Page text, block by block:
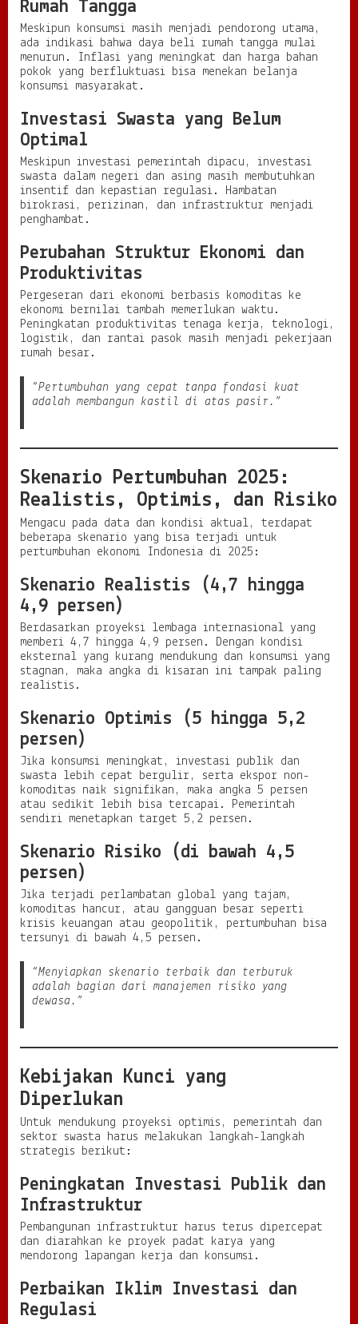
Rumah Tangga
Meskipun konsumsi masih menjadi pendorong utama,
ada indikasi bahwa daya beli rumah tangga mulai
menurun. Inflasi yang meningkat dan harga bahan
pokok yang berfluktuasi bisa menekan belanja
konsumsi masyarakat.
Investasi Swasta yang Belum
Optimal
Meskipun investasi pemerintah dipacu, investasi
swasta dalam negeri dan asing masih membutuhkan
insentif dan kepastian regulasi. Hambatan
birokrasi, perizinan, dan infrastruktur menjadi
penghambat.
Perubahan Struktur Ekonomi dan
Produktivitas
Pergeseran dari ekonomi berbasis komoditas ke
ekonomi bernilai tambah memerlukan waktu.
Peningkatan produktivitas tenaga kerja, teknologi,
logistik, dan rantai pasok masih menjadi pekerjaan
rumah besar.
“Pertumbuhan yang cepat tanpa fondasi kuat
adalah membangun kastil di atas pasir.”
Skenario Pertumbuhan 2025:
Realistis, Optimis, dan Risiko
Mengacu pada data dan kondisi aktual, terdapat
beberapa skenario yang bisa terjadi untuk
pertumbuhan ekonomi Indonesia di 2025:
Skenario Realistis (4,7 hingga
4,9 persen)
Berdasarkan proyeksi lembaga internasional yang
memberi 4,7 hingga 4,9 persen. Dengan kondisi
eksternal yang kurang mendukung dan konsumsi yang
stagnan, maka angka di kisaran ini tampak paling
realistis.
Skenario Optimis (5 hingga 5,2
persen)
Jika konsumsi meningkat, investasi publik dan
swasta lebih cepat bergulir, serta ekspor non-
komoditas naik signifikan, maka angka 5 persen
atau sedikit lebih bisa tercapai. Pemerintah
sendiri menetapkan target 5,2 persen.
Skenario Risiko (di bawah 4,5
persen)
Jika terjadi perlambatan global yang tajam,
komoditas hancur, atau gangguan besar seperti
krisis keuangan atau geopolitik, pertumbuhan bisa
tersunyi di bawah 4,5 persen.
“Menyiapkan skenario terbaik dan terburuk
adalah bagian dari manajemen risiko yang
dewasa.”
Kebijakan Kunci yang
Diperlukan
Untuk mendukung proyeksi optimis, pemerintah dan
sektor swasta harus melakukan langkah-langkah
strategis berikut:
Peningkatan Investasi Publik dan
Infrastruktur
Pembangunan infrastruktur harus terus dipercepat
dan diarahkan ke proyek padat karya yang
mendorong lapangan kerja dan konsumsi.
Perbaikan Iklim Investasi dan
Regulasi